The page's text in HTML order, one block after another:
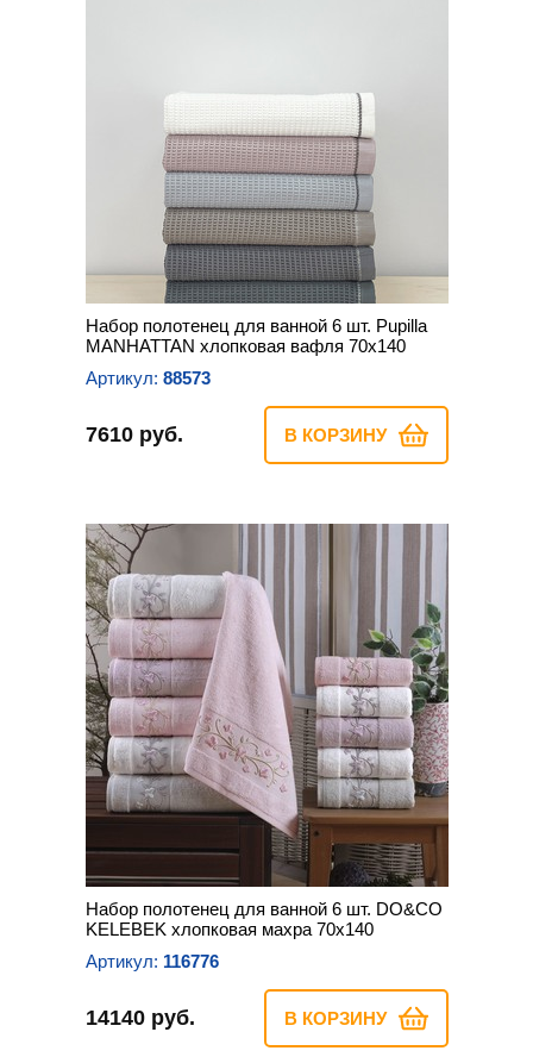
Набор полотенец для ванной 6 шт. Pupilla
MANHATTAN хлопковая вафля 70х140
Артикул: 88573
7610 руб. В КОРЗИНУ
Набор полотенец для ванной 6 шт. DO&CO
KELEBEK хлопковая махра 70х140
Артикул: 116776
14140 руб. В КОРЗИНУ